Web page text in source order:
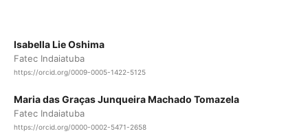
Isabella Lie Oshima
Fatec Indaiatuba
https://orcid.org/0009-0005-1422-5125
Maria das Graças Junqueira Machado Tomazela
Fatec Indaiatuba
https://orcid.org/0000-0002-5471-2658